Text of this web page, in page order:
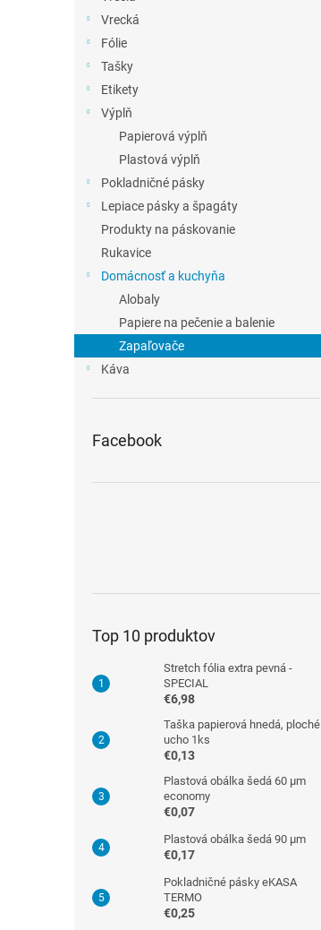
Vrecká
Fólie
Tašky
Etikety
Výplň
Papierová výplň
Plastová výplň
Pokladničné pásky
Lepiace pásky a špagáty
Produkty na páskovanie
Rukavice
Domácnosť a kuchyňa
Alobaly
Papiere na pečenie a balenie
Zapaľovače
Káva
Facebook
Top 10 produktov
Stretch fólia extra pevná -
SPECIAL
€6,98
Taška papierová hnedá, ploché
ucho 1ks
€0,13
Plastová obálka šedá 60 µm
economy
€0,07
Plastová obálka šedá 90 µm
€0,17
Pokladničné pásky eKASA
TERMO
€0,25